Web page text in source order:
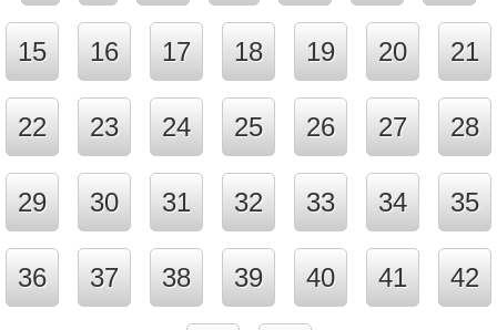
15 16 17 18 19 20 21
22 23 24 25 26 27 28
29 30 31 32 33 34 35
36 37 38 39 40 41 42